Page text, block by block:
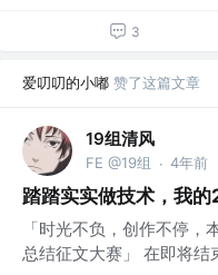
3
爱叨叨的小嘟 赞了这篇文章
19组清风
FE @19组 · 4年前
踏踏实实做技术，我
「时光不负，创作不停，
总结征文大赛」 在即将结